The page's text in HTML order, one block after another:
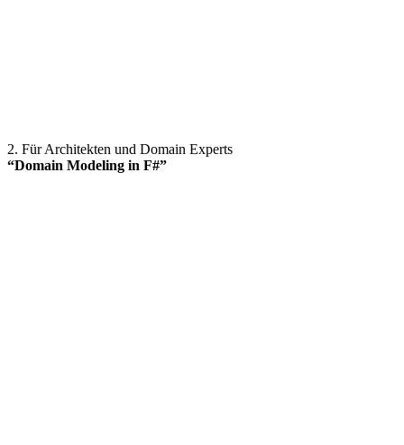
2. Für Architekten und Domain Experts
“Domain Modeling in F#”